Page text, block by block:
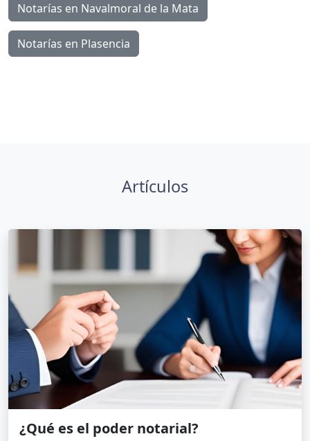
Notarías en Navalmoral de la Mata
Notarías en Plasencia
Artículos
¿Qué es el poder notarial?